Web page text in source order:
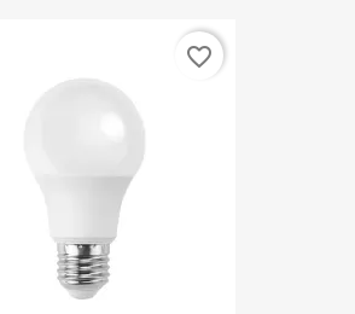
favorite_border